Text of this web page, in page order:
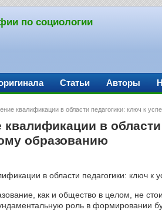
по социологии
квалификации в области педагогики: ключ к
в
образованию
как и общество в целом, не
роль в формировании
Статьи Авторы